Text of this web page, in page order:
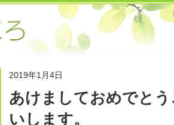
2019年1月4日
あけましておめでと
いします。
トップページ